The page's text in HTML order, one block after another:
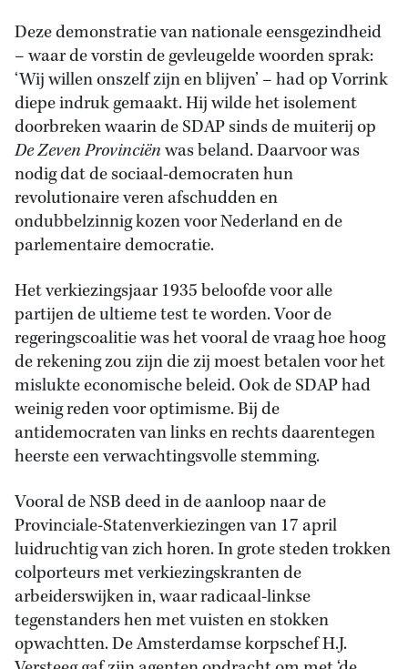
Deze demonstratie van nationale eensgezindheid
– waar de vorstin de gevleugelde woorden sprak:
‘Wij willen onszelf zijn en blijven’ – had op Vorrink
diepe indruk gemaakt. Hij wilde het isolement
doorbreken waarin de SDAP sinds de muiterij op
De Zeven Provinciënwas beland. Daarvoor was
nodig dat de sociaal-democraten hun
revolutionaire veren afschudden en
ondubbelzinnig kozen voor Nederland en de
parlementaire democratie.
Het verkiezingsjaar 1935 beloofde voor alle
partijen de ultieme test te worden. Voor de
regeringscoalitie was het vooral de vraag hoe hoog
de rekening zou zijn die zij moest betalen voor het
mislukte economische beleid. Ook de SDAP had
weinig reden voor optimisme. Bij de
antidemocraten van links en rechts daarentegen
heerste een verwachtingsvolle stemming.
Vooral de NSB deed in de aanloop naar de
Provinciale-Statenverkiezingen van 17 april
luidruchtig van zich horen. In grote steden trokken
colporteurs met verkiezingskranten de
arbeiderswijken in, waar radicaal-linkse
tegenstanders hen met vuisten en stokken
opwachtten. De Amsterdamse korpschef H.J.